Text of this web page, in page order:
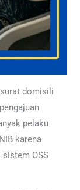
domisili
pelaku
karena
OSS